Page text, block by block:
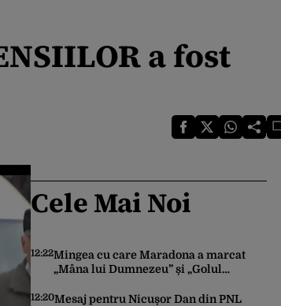
a fost
Cele Mai Noi
12:22Mingea cu care Maradona a marcat
„Mâna lui Dumnezeu” și „Golul
putea ajunge la 10 milioane de dolari
12:20Mesaj pentru Nicușor Dan din PNL